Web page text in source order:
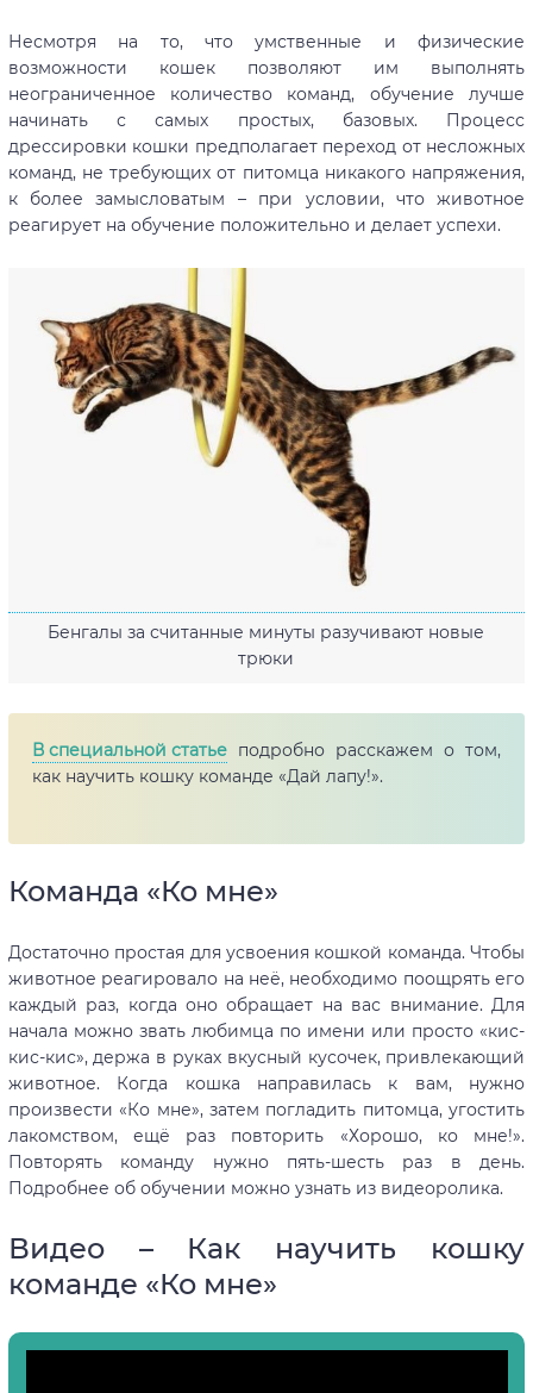
Несмотря на то, что умственные и физические
возможности кошек позволяют им выполнять
неограниченное количество команд, обучение лучше
начинать с самых простых, базовых. Процесс
дрессировки кошки предполагает переход от несложных
команд, не требующих от питомца никакого напряжения,
к более замысловатым – при условии, что животное
реагирует на обучение положительно и делает успехи.
Бенгалы за считанные минуты разучивают новые
трюки
В специальной статьеподробно расскажем о том,
как научить кошку команде «Дай лапу!».
Команда «Ко мне»
Достаточно простая для усвоения кошкой команда. Чтобы
животное реагировало на неё, необходимо поощрять его
каждый раз, когда оно обращает на вас внимание. Для
начала можно звать любимца по имени или просто «кис-
кис-кис», держа в руках вкусный кусочек, привлекающий
животное. Когда кошка направилась к вам, нужно
произвести «Ко мне», затем погладить питомца, угостить
лакомством, ещё раз повторить «Хорошо, ко мне!».
Повторять команду нужно пять-шесть раз в день.
Подробнее об обучении можно узнать из видеоролика.
Видео – Как научить кошку
команде «Ко мне»